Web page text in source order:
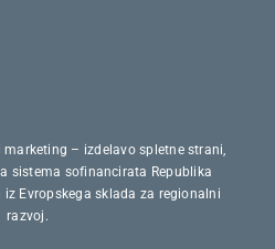
– izdelavo spletne strani,
sistema sofinancirata Republika
Evropskega sklada za regionalni
razvoj.